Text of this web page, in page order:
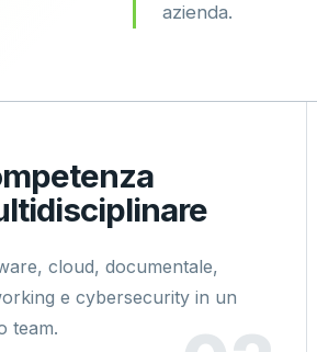
azienda.
cloud, documentale,
e cybersecurity in un
team.